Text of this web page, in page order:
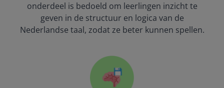
onderdeel is bedoeld om leerlingen inzicht te
geven in de structuur en logica van de
Nederlandse taal, zodat ze beter kunnen spellen.